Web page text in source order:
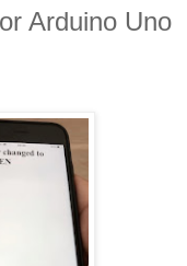
Arduino Uno